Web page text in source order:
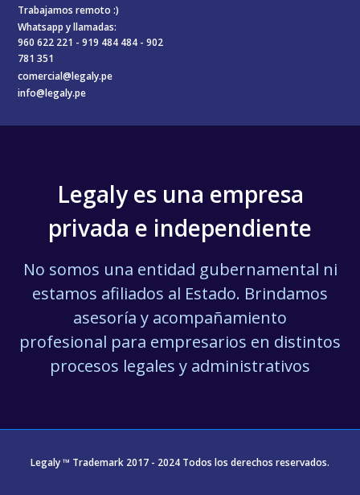
Trabajamos remoto :)
Whatsapp y llamadas:
960 622 221 - 919 484 484 - 902
781 351
comercial@legaly.pe
info@legaly.pe
Legaly es una empresa
privada e independiente
No somos una entidad gubernamental ni
estamos afiliados al Estado. Brindamos
asesoría y acompañamiento
profesional para empresarios en distintos
procesos legales y administrativos
Legaly ™ Trademark 2017 - 2024 Todos los derechos reservados.